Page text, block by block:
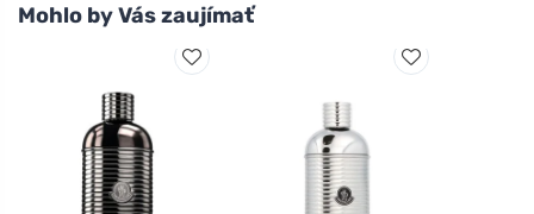
Mohlo by Vás zaujímať